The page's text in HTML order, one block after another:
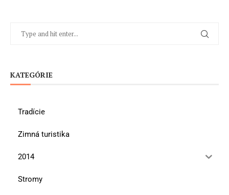
KATEGÓRIE
Tradície
Zimná turistika
2014
Stromy